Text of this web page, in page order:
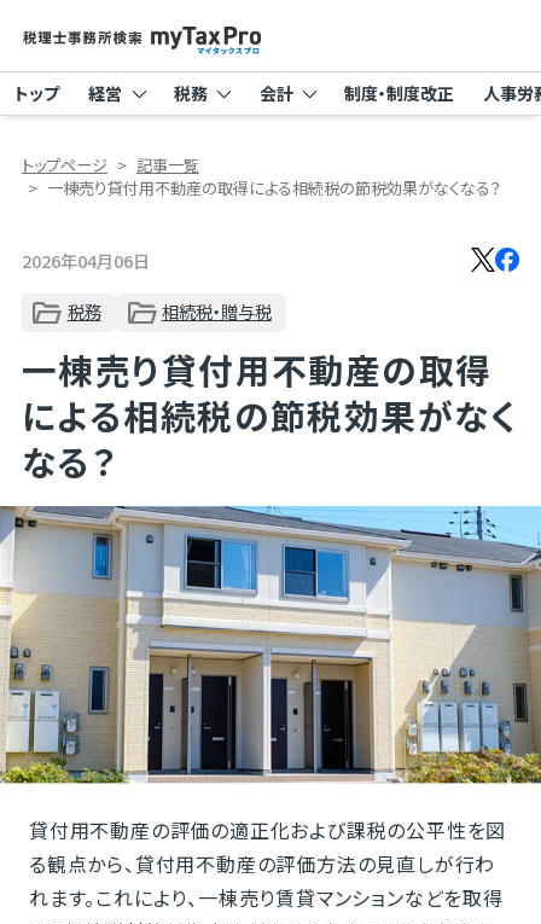
トップ 経営 税務 会計 制度・制度改正 人事労
トップページ
記事一覧
一棟売り貸付用不動産の取得による相続税の節税効果がなくなる？
2026年04月06日
税務
相続税・贈与税
一棟売り貸付用不動産の取得
による相続税の節税効果がなく
なる？
貸付用不動産の評価の適正化および課税の公平性を図
る観点から、貸付用不動産の評価方法の見直しが行わ
れます。これにより、一棟売り賃貸マンションなどを取得